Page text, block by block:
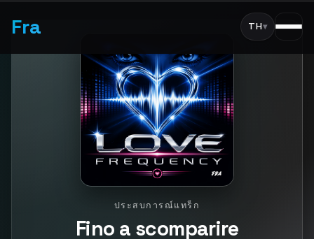
Fra TH▾
ประสบการณ์แทร็ก
Fino a scomparire